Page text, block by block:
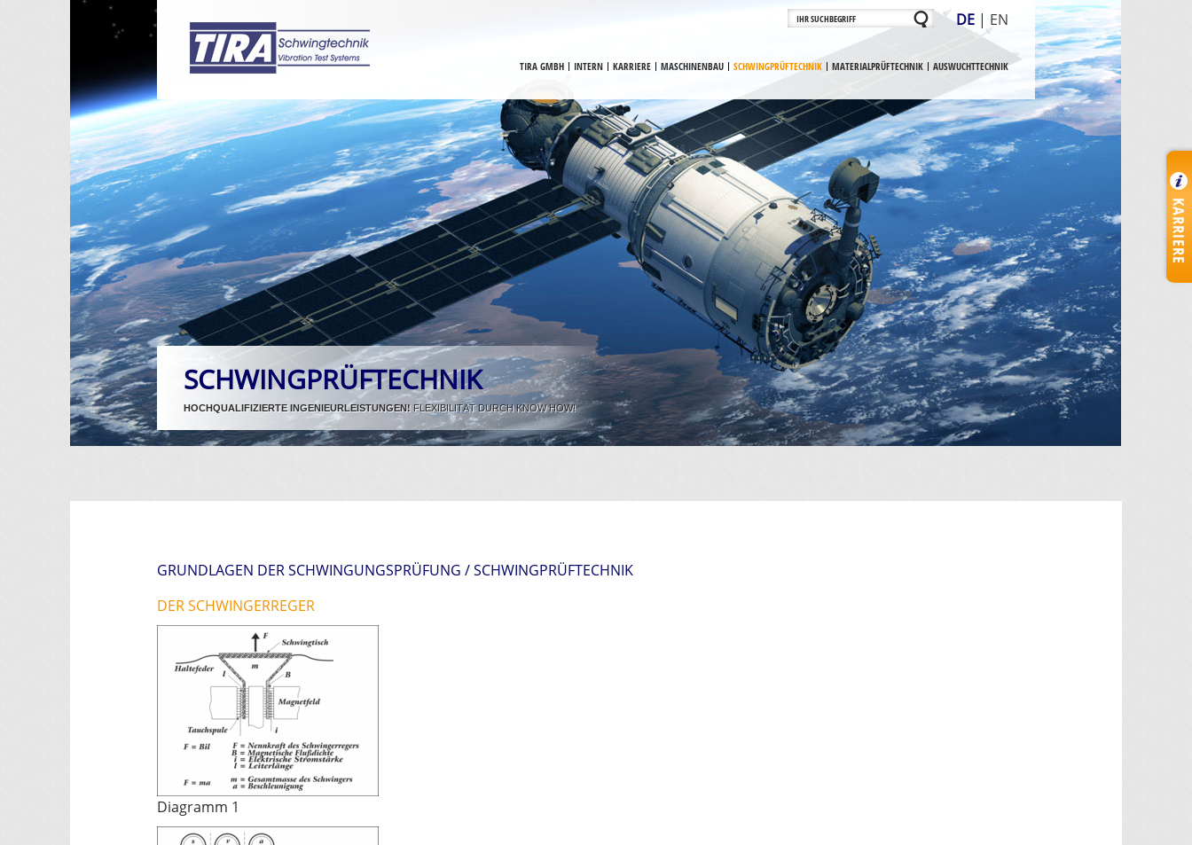
DE | EN
TIRA GMBH INTERN KARRIERE MASCHINENBAU SCHWINGPRÜFTECHNIK MATERIALPRÜFTECHNIK AUSWUCHTTECHNIK
SCHWINGPRÜFTECHNIK
HOCHQUALIFIZIERTE INGENIEURLEISTUNGEN! FLEXIBILITÄT DURCH KNOW HOW!
GRUNDLAGEN DER SCHWINGUNGSPRÜFUNG / SCHWINGPRÜFTECHNIK
DER SCHWINGERREGER
Diagramm 1